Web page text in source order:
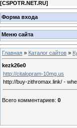
[CSPOTR.NET.RU]
Форма входа
Меню сайта
Главная » Каталог сайтов »
kezk26e0
http://citalopram-10mg.us
http://buy-zithromax.link/ -
Всего комментариев: 0